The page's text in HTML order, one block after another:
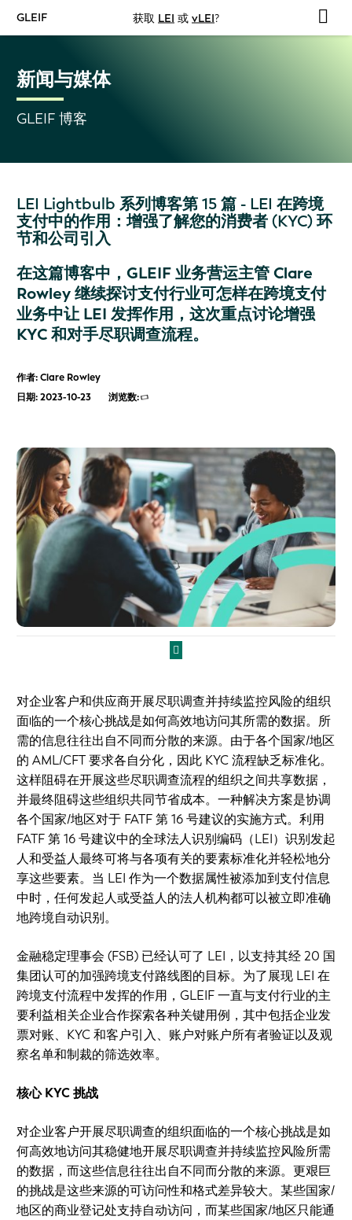
GLEIF 获取 LEI 或 vLEI?
新闻与媒体
GLEIF 博客
LEI Lightbulb 系列博客第 15 篇 - LEI 在跨境
支付中的作用：增强了解您的消费者 (KYC) 环
节和公司引入
在这篇博客中，GLEIF 业务营运主管 Clare
Rowley 继续探讨支付行业可怎样在跨境支付
业务中让 LEI 发挥作用，这次重点讨论增强
KYC 和对手尽职调查流程。
作者: Clare Rowley
日期: 2023-10-23
浏览数:
对企业客户和供应商开展尽职调查并持续监控风险的组织
面临的一个核心挑战是如何高效地访问其所需的数据。所
需的信息往往出自不同而分散的来源。由于各个国家/地区
的 AML/CFT 要求各自分化，因此 KYC 流程缺乏标准化。
这样阻碍在开展这些尽职调查流程的组织之间共享数据，
并最终阻碍这些组织共同节省成本。一种解决方案是协调
各个国家/地区对于 FATF 第 16 号建议的实施方式。利用
FATF 第 16 号建议中的全球法人识别编码（LEI）识别发起
人和受益人最终可将与各项有关的要素标准化并轻松地分
享这些要素。当 LEI 作为一个数据属性被添加到支付信息
中时，任何发起人或受益人的法人机构都可以被立即准确
地跨境自动识别。
金融稳定理事会 (FSB) 已经认可了 LEI，以支持其经 20 国
集团认可的加强跨境支付路线图的目标。为了展现 LEI 在
跨境支付流程中发挥的作用，GLEIF 一直与支付行业的主
要利益相关企业合作探索各种关键用例，其中包括企业发
票对账、KYC 和客户引入、账户对账户所有者验证以及观
察名单和制裁的筛选效率。
核心 KYC 挑战
对企业客户开展尽职调查的组织面临的一个核心挑战是如
何高效地访问其稳健地开展尽职调查并持续监控风险所需
的数据，而这些信息往往出自不同而分散的来源。更艰巨
的挑战是这些来源的可访问性和格式差异较大。某些国家/
地区的商业登记处支持自动访问，而某些国家/地区只能通